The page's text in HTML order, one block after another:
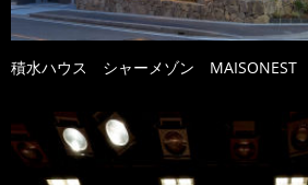
積水ハウス シャーメゾン MAISONEST